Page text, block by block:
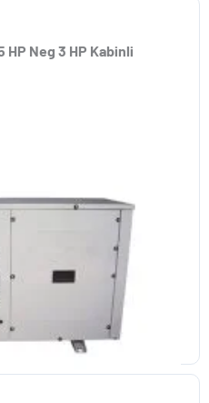
Neg 3 HP Kabinli